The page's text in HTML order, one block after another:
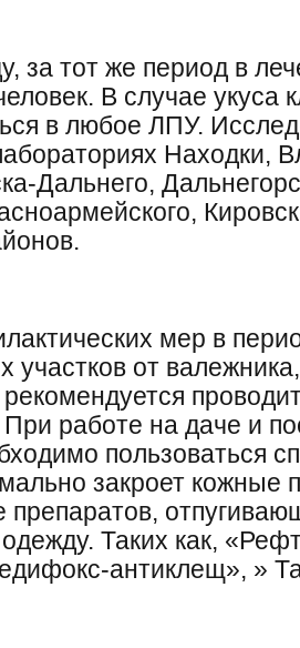
за тот же период в
В случае укуса
в любое ЛПУ.
Находки,
Дальнего,
мер в
участков от
работе на даче и
пользоваться
закроет кожные
препаратов,
Таких как,
антиклещ», »